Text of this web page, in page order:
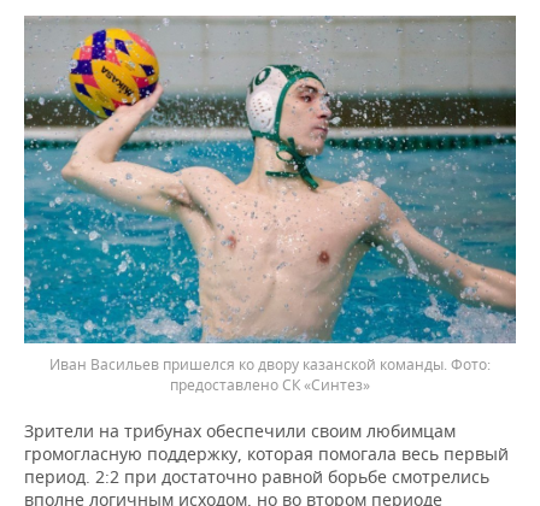
Иван Васильев пришелся ко двору казанской команды.
предоставлено СК «Синтез»
Зрители на трибунах обеспечили своим любимцам
громогласную поддержку, которая помогала весь первый
период. 2:2 при достаточно равной борьбе смотрелись
вполне логичным исходом, но во втором периоде